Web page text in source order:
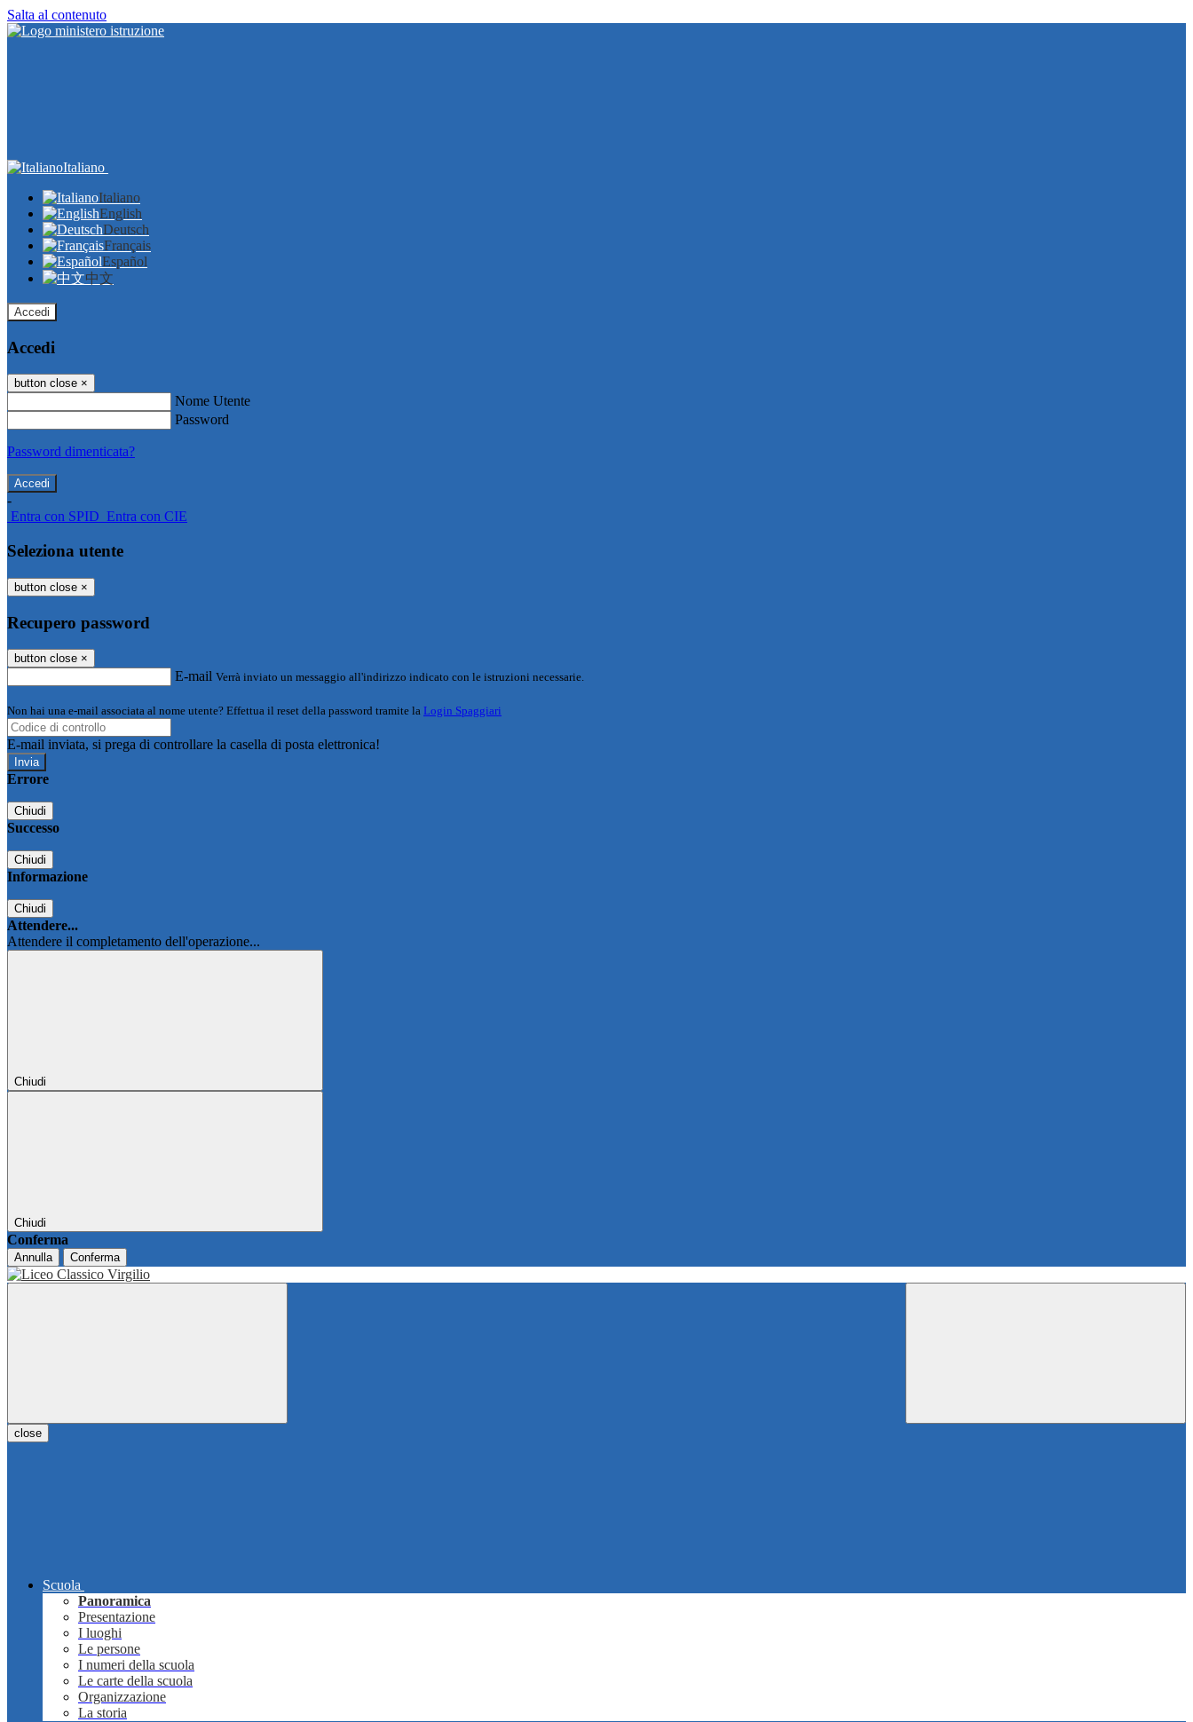
Salta al contenuto
Italiano
Italiano
English
Deutsch
Français
Español
中文
Accedi
Accedi
button close ×
Nome Utente
Password
Password dimenticata?
-
Entra con SPID Entra con CIE
Seleziona utente
button close ×
Recupero password
button close ×
E-mail Verrà inviato un messaggio all'indirizzo indicato con le istruzioni necessarie.
Non hai una e-mail associata al nome utente? Effettua il reset della password tramite la Login Spaggiari
E-mail inviata, si prega di controllare la casella di posta elettronica!
Errore
Chiudi
Successo
Chiudi
Informazione
Chiudi
Attendere...
Attendere il completamento dell'operazione...
Chiudi
Chiudi
Conferma
Annulla Conferma
close
Scuola
Panoramica
Presentazione
I luoghi
Le persone
I numeri della scuola
Le carte della scuola
Organizzazione
La storia